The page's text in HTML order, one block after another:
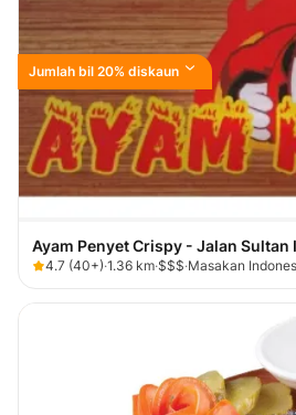
Ayam Penyet Crispy - Jalan Sultan
4.7 (40+)·1.36 km·$$$·Masakan
Jumlah bil 20% diskaun